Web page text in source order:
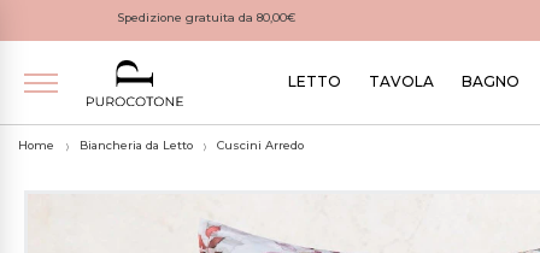
Spedizione gratuita da 80,00€
LETTO TAVOLA BAGNO
Home Biancheria da Letto Cuscini Arredo